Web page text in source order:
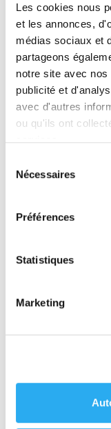
Les cookies nous
et les annonces,
médias sociaux et
partageons
notre site avec
publicité et
avec d'autres
ou qu'ils ont
Nécessaires
Préférences
Statistiques
Marketing
QUI
Depuis 1995,